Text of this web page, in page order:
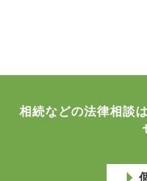
相続などの法律相談